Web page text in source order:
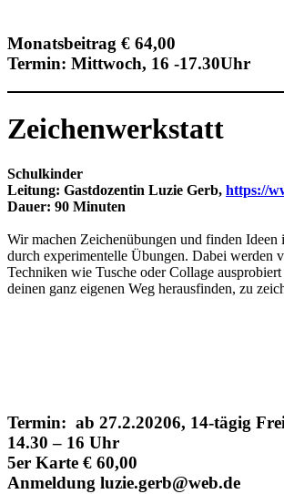
Monatsbeitrag € 64,00
Termin: Mittwoch, 16 -17.30Uhr
Zeichenwerkstatt
Schulkinder
Leitung: Gastdozentin Luzie Gerb, https://
Dauer: 90 Minuten
Wir machen Zeichenübungen und finden
durch experimentelle Übungen. Dabei werden
Techniken wie Tusche oder Collage
deinen ganz eigenen Weg herausfinden, zu
Termin: ab 27.2.20206, 14-tägig
14.30 – 16 Uhr
5er Karte € 60,00
Anmeldung luzie.gerb@web.de